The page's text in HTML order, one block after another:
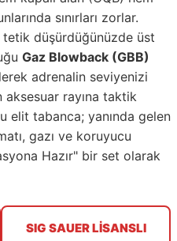
sınırları zorlar.
tetik düşürdüğünüzde üst
Gaz Blowback (GBB)
adrenalin seviyenizi
aksesuar rayına taktik
elit tabanca; yanında gelen
gazı ve koruyucu
Hazır" bir set olarak
SIG SAUER LİSANSLI